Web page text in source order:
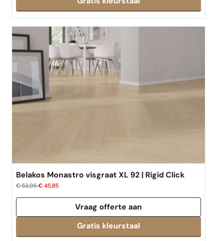
Belakos Monastro visgraat XL 92 | Rigid Click
€ 53,95€ 45,85
Vraag offerte aan
Gratis kleurstaal